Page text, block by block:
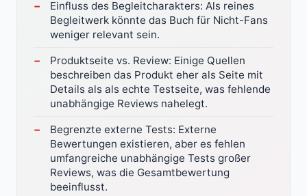
Einfluss des Begleitcharakters: Als reines
Begleitwerk könnte das Buch für Nicht-Fans
weniger relevant sein.
Produktseite vs. Review: Einige Quellen
beschreiben das Produkt eher als Seite mit
Details als als echte Testseite, was fehlende
unabhängige Reviews nahelegt.
Begrenzte externe Tests: Externe
Bewertungen existieren, aber es fehlen
umfangreiche unabhängige Tests großer
Reviews, was die Gesamtbewertung
beeinflusst.